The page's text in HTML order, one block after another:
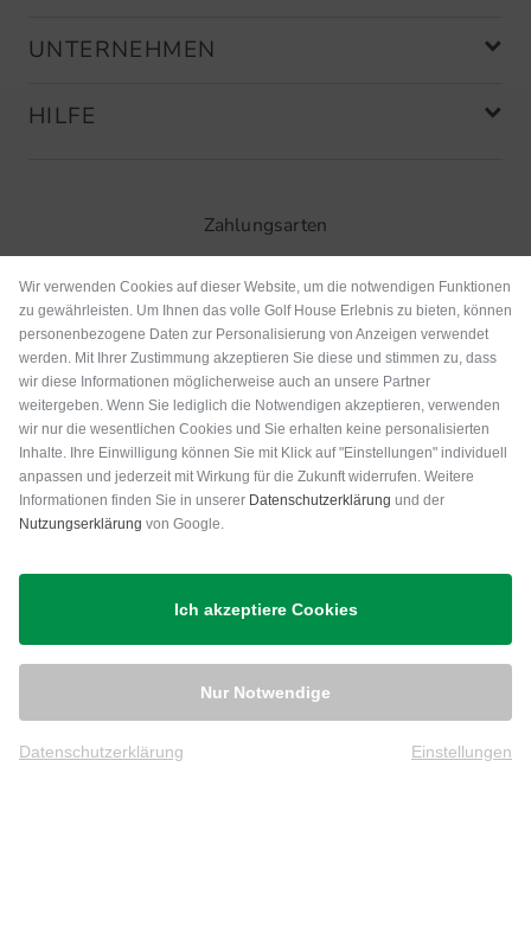
UNTERNEHMEN
HILFE
Zahlungsarten
Versand
Wir verwenden Cookies auf dieser Website, um die notwendigen Funktionen
zu gewährleisten. Um Ihnen das volle Golf House Erlebnis zu bieten, können
personenbezogene Daten zur Personalisierung von Anzeigen verwendet
werden. Mit Ihrer Zustimmung akzeptieren Sie diese und stimmen zu, dass
wir diese Informationen möglicherweise auch an unsere Partner
weitergeben. Wenn Sie lediglich die Notwendigen akzeptieren, verwenden
wir nur die wesentlichen Cookies und Sie erhalten keine personalisierten
Inhalte. Ihre Einwilligung können Sie mit Klick auf "Einstellungen" individuell
anpassen und jederzeit mit Wirkung für die Zukunft widerrufen. Weitere
Informationen finden Sie in unserer Datenschutzerklärung und der
Nutzungserklärung von Google.
Ich akzeptiere Cookies
Nur Notwendige
Datenschutzerklärung Einstellungen